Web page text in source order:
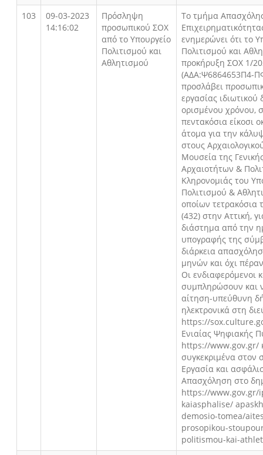
103
09-03-2023
14:16:02
Πρόσληψη
προσωπικού ΣΟΧ
από το Υπουργείο
Πολιτισμού και
Αθλητισμού
Το τμήμα
ενημερώνει ότι το
Πολιτισμού και
προκήρυξη ΣΟΧ 1/
(ΑΔΑ:Ψ6864653Π4-
προσλάβει
εργασίας ιδιωτικού
ορισμένου χρόνου,
πεντακόσια είκοσι
άτομα για την
στους
Μουσεία της
Αρχαιοτήτων &
Κληρονομιάς του
Πολιτισμού &
οποίων τετρακόσια
(432) στην Αττική,
διάστημα από την
υπογραφής της
διάρκεια
μηνών και όχι
Οι ενδιαφερόμενοι
συμπληρώσουν και
αίτηση-υπεύθυνη
ηλεκτρονικά στη
https://
Ενιαίας Ψηφιακής
https://www.gov.gr/
συγκεκριμένα στον
Εργασία και
Απασχόληση στο
https://www.gov.gr/
kaiasphalise/
demosio-tomea/
prosopikou-
politismou-kai-